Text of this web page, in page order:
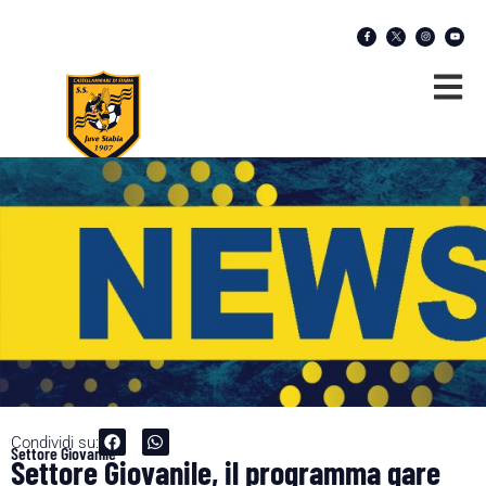
Condividi su:
Settore Giovanile
Settore Giovanile, il programma gare